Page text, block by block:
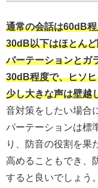
通常の会話は60dB
30dB以下はほとん
パーテーションとガ
30dB程度で、ヒソ
少し大きな声は壁越
音対策をしたい場合
パーテーションは標
り、防音の役割を果
高めることもでき、
すると良いでしょう。